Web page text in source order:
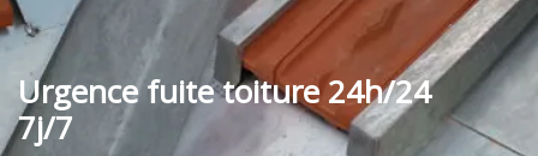
Urgence fuite toiture 24h/24
7j/7